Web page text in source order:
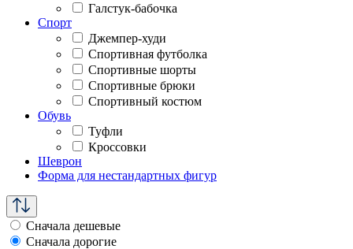
Галстук-бабочка
Спорт
Джемпер-худи
Спортивная футболка
Спортивные шорты
Спортивные брюки
Спортивный костюм
Обувь
Туфли
Кроссовки
Шеврон
Форма для нестандартных фигур
Сначала дешевые
Сначала дорогие